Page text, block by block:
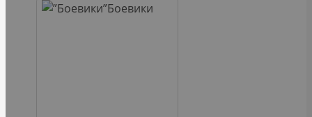
Боевики